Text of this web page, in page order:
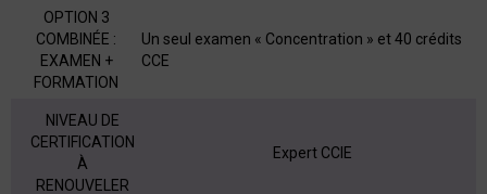
OPTION 3
COMBINÉE :
EXAMEN +
FORMATION
Un seul examen « Concentration » et 40 crédits
CCE
NIVEAU DE
CERTIFICATION
À
RENOUVELER
Expert CCIE